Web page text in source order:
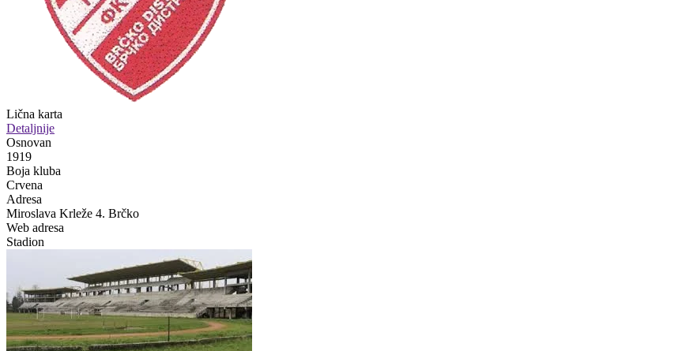
Lična karta
Detaljnije
Osnovan
1919
Boja kluba
Crvena
Adresa
Miroslava Krleže 4. Brčko
Web adresa
Stadion